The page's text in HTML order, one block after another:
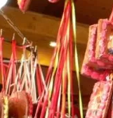
с основен предмет
фирмата се състои